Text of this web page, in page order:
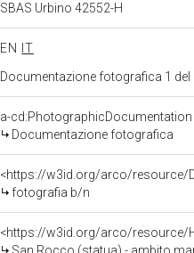
SBAS Urbino 42552-H
EN
IT
Documentazione fotografica 1
a-cd:PhotographicDocumentation
Documentazione fotografica
<https://w3id.org/arco/resource/
fotografia b/n
<https://w3id.org/arco/resource/